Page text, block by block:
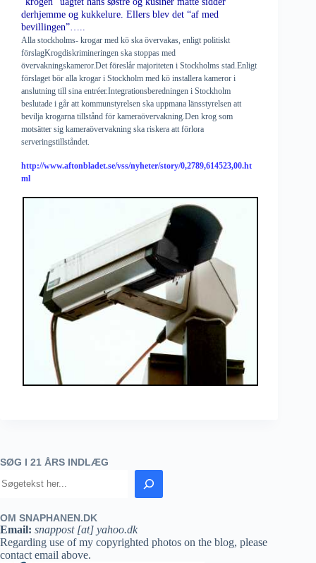
derhjemme og kukkelure. Ellers blev det “af med
bevillingen”…..
Alla stockholms- krogar med kö ska övervakas, enligt politiskt
förslagKrogdiskrimineringen ska stoppas med
övervakningskameror.Det föreslår majoriteten i Stockholms stad.Enligt
förslaget bör alla krogar i Stockholm med kö installera kameror i
anslutning till sina entréer.Integrationsberedningen i Stockholm
beslutade i går att kommunstyrelsen ska uppmana länsstyrelsen att
bevilja krogarna tillstånd för kameraövervakning.Den krog som
motsätter sig kameraövervakning ska riskera att förlora
serveringstillståndet.
http://www.aftonbladet.se/vss/nyheter/story/0,2789,614523,00.ht
ml
SØG I 21 ÅRS INDLÆG
OM SNAPHANEN.DK
Email: snappost [at] yahoo.dk
Regarding use of my copyrighted photos on the blog, please
contact email above.